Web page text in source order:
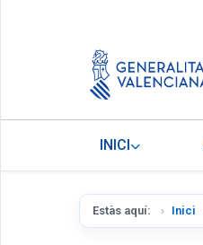
INICI
Estàs aquí: Inici